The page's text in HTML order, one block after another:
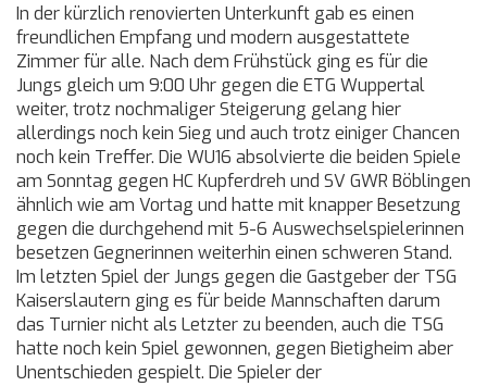
In der kürzlich renovierten Unterkunft gab es einen
freundlichen Empfang und modern ausgestattete
Zimmer für alle. Nach dem Frühstück ging es für die
Jungs gleich um 9:00 Uhr gegen die ETG Wuppertal
weiter, trotz nochmaliger Steigerung gelang hier
allerdings noch kein Sieg und auch trotz einiger Chancen
noch kein Treffer. Die WU16 absolvierte die beiden Spiele
am Sonntag gegen HC Kupferdreh und SV GWR Böblingen
ähnlich wie am Vortag und hatte mit knapper Besetzung
gegen die durchgehend mit 5-6 Auswechselspielerinnen
besetzen Gegnerinnen weiterhin einen schweren Stand.
Im letzten Spiel der Jungs gegen die Gastgeber der TSG
Kaiserslautern ging es für beide Mannschaften darum
das Turnier nicht als Letzter zu beenden, auch die TSG
hatte noch kein Spiel gewonnen, gegen Bietigheim aber
Unentschieden gespielt. Die Spieler der